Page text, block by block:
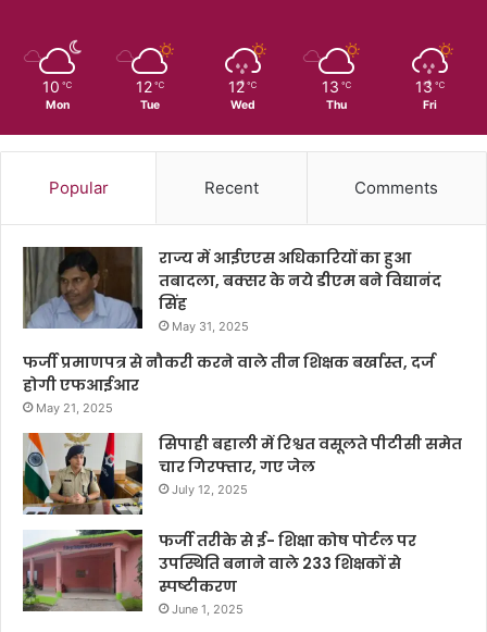
10 ℃
Mon
12 ℃
Tue
12 ℃
Wed
13 ℃
Thu
13 ℃
Fri
Popular Recent Comments
राज्य में आईएएस अधिकारियों का हुआ
तबादला, बक्सर के नये डीएम बने विद्यानंद
सिंह
May 31, 2025
फर्जी प्रमाणपत्र से नौकरी करने वाले तीन शिक्षक बर्खास्त, दर्ज
होगी एफआईआर
May 21, 2025
सिपाही बहाली में रिश्वत वसूलते पीटीसी समेत
चार गिरफ्तार, गए जेल
July 12, 2025
फर्जी तरीके से ई- शिक्षा कोष पोर्टल पर
उपस्थिति बनाने वाले 233 शिक्षकों से
स्पष्टीकरण
June 1, 2025